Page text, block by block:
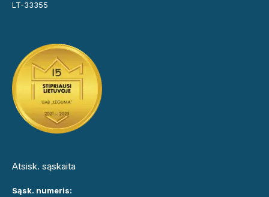
LT-33355
Atsisk. sąskaita
Sąsk. numeris: